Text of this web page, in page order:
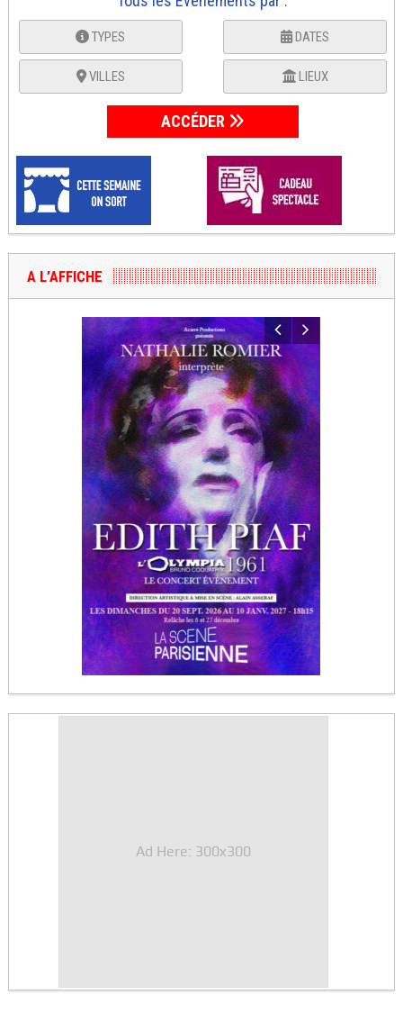
TYPES DATES
VILLES LIEUX
ACCÉDER
A L’AFFICHE
Ad Here: 300x300